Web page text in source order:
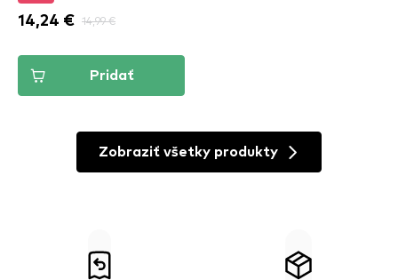
14,24 € 14,99 €
Pridať
Zobraziť všetky produkty